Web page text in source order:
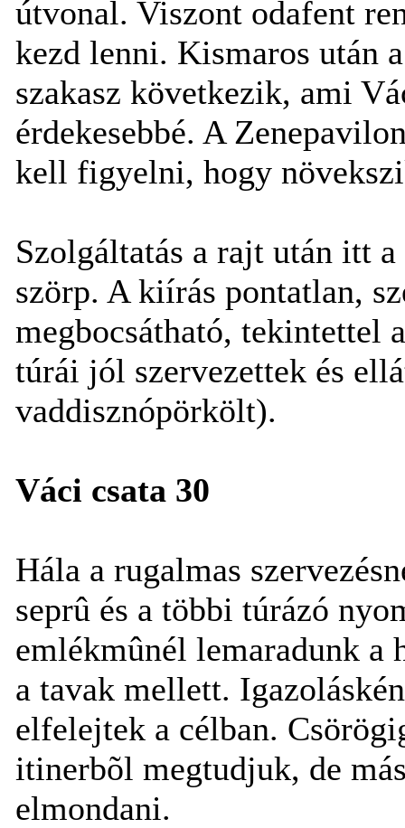
útvonal. Viszont odafent
kezd lenni. Kismaros után
szakasz következik, ami
érdekesebbé. A
kell figyelni, hogy
Szolgáltatás a rajt után itt
szörp. A kiírás pontatlan,
megbocsátható, tekintettel
túrái jól szervezettek és
vaddisznópörkölt).
Váci csata 30
Hála a rugalmas
seprû és a többi túrázó
emlékmûnél lemaradunk
a tavak mellett.
elfelejtek a célban.
itinerbõl megtudjuk, de
elmondani.